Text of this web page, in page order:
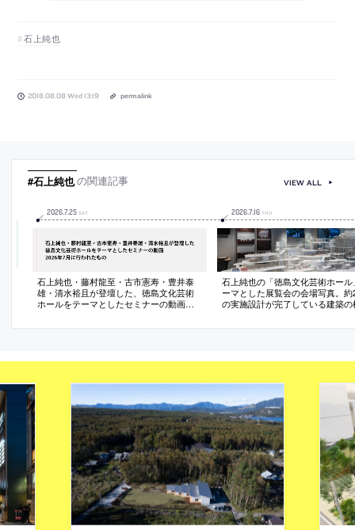
石上純也
2018.08.08 Wed 13:19 permalink
#石上純也の関連記事
2026.7.25 SAT
石上純也・藤村龍至・古市憲寿・豊井泰
雄・清水裕且が登壇した、徳島文化芸術
ホールをテーマとしたセミナーの動画。
2026.7.16 THU
石上純也の「徳島文化芸術ホール
ーマとした展覧会の会場写真。約
の実施設計が完了している建築の
VIEW ALL